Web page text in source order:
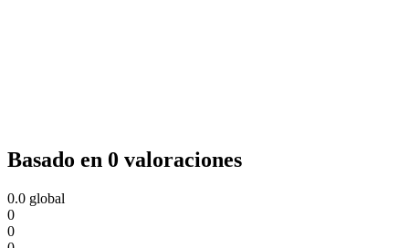
Basado en 0 valoraciones
0.0 global
0
0